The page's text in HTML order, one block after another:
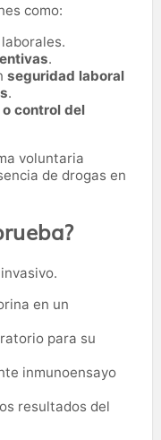
como:
laborales.
.
seguridad laboral
.
control del
voluntaria
de drogas en
en un
para su
inmunoensayo
resultados del